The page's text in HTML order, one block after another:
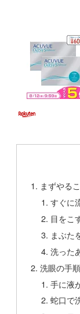
まずやる
すぐに
目をこ
まぶた
洗った
洗眼の手順
手に液
蛇口で